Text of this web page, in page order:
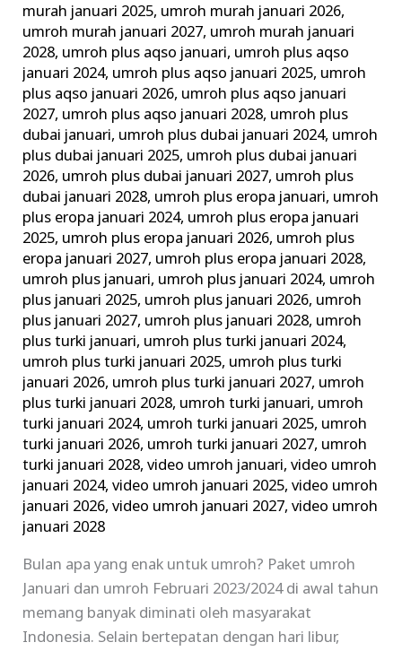
murah januari 2025, umroh murah januari 2026,
umroh murah januari 2027, umroh murah januari
2028, umroh plus aqso januari, umroh plus aqso
januari 2024, umroh plus aqso januari 2025, umroh
plus aqso januari 2026, umroh plus aqso januari
2027, umroh plus aqso januari 2028, umroh plus
dubai januari, umroh plus dubai januari 2024, umroh
plus dubai januari 2025, umroh plus dubai januari
2026, umroh plus dubai januari 2027, umroh plus
dubai januari 2028, umroh plus eropa januari, umroh
plus eropa januari 2024, umroh plus eropa januari
2025, umroh plus eropa januari 2026, umroh plus
eropa januari 2027, umroh plus eropa januari 2028,
umroh plus januari, umroh plus januari 2024, umroh
plus januari 2025, umroh plus januari 2026, umroh
plus januari 2027, umroh plus januari 2028, umroh
plus turki januari, umroh plus turki januari 2024,
umroh plus turki januari 2025, umroh plus turki
januari 2026, umroh plus turki januari 2027, umroh
plus turki januari 2028, umroh turki januari, umroh
turki januari 2024, umroh turki januari 2025, umroh
turki januari 2026, umroh turki januari 2027, umroh
turki januari 2028,video umroh januari,video umroh
januari 2024,video umroh januari 2025,video umroh
januari 2026,video umroh januari 2027,video umroh
januari 2028
Bulan apa yang enak untuk umroh? Paket umroh
Januari dan umroh Februari 2023/2024 di awal tahun
memang banyak diminati oleh masyarakat
Indonesia. Selain bertepatan dengan hari libur,